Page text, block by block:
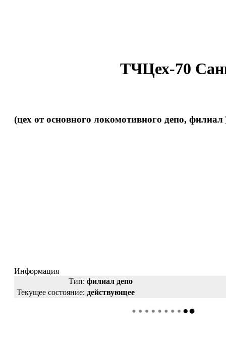
ТЧЦех-70
(цех от основного локомотивного депо, филиал
Информация
Тип: филиал депо
Текущее состояние: действующее